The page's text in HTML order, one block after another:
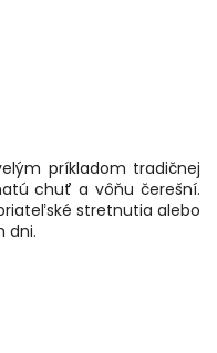
príkladom tradičnej
chuť a vôňu čerešní.
stretnutia alebo
dni.